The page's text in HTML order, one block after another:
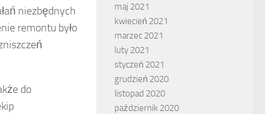
niezbędnych
remontu było
do
maj 2021
kwiecień 2021
marzec 2021
luty 2021
styczeń 2021
grudzień 2020
listopad 2020
październik 2020